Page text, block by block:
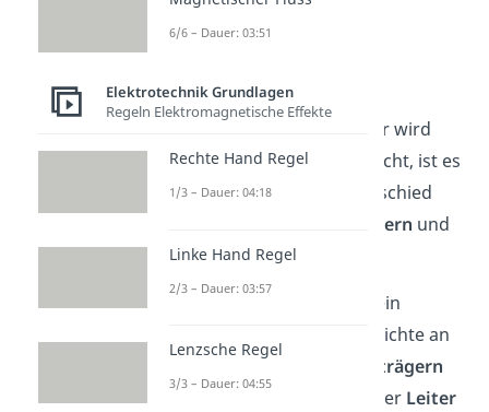
Datenschutzerklärung
Damit für es für dich klarer wird
was denHalbleiter
ausmacht, ist es
wichtig erstmal den unterschied
Leitern und
Isolatoren zu verstehen.
Ein elektrischer
ist ein
Medium, dass eine hohe Dichte an
frei beweglichen
Ladungsträgern
hat. Zudem weist ein solcher Leiter
6/6 – Dauer: 03:51
Elektrotechnik Grundlagen
Regeln Elektromagnetische Effekte
Rechte Hand Regel
1/3 – Dauer: 04:18
Linke Hand Regel
2/3 – Dauer: 03:57
Lenzsche Regel
3/3 – Dauer: 04:55